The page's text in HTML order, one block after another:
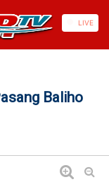
LIVE
Baliho